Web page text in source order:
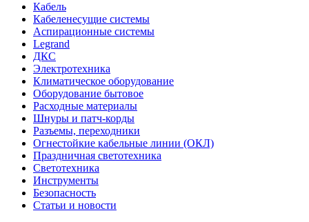
Кабель
Кабеленесущие системы
Аспирационные системы
Legrand
ДКС
Электротехника
Климатическое оборудование
Оборудование бытовое
Расходные материалы
Шнуры и патч-корды
Разъемы, переходники
Огнестойкие кабельные линии (ОКЛ)
Праздничная светотехника
Светотехника
Инструменты
Безопасность
Статьи и новости